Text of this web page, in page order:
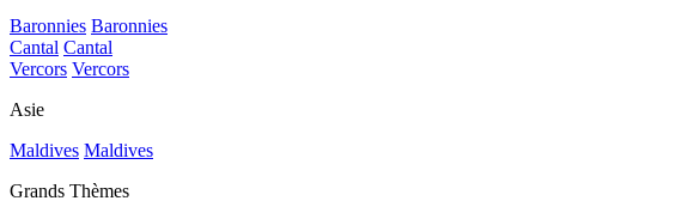
Baronnies Baronnies
Cantal Cantal
Vercors Vercors
Asie
Maldives Maldives
Grands Thèmes